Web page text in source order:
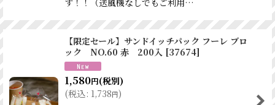
す！！（送風機なしでもご利用…
【限定セール】サンドイッチパック フーレ ブロ
ック NO.60 赤 200入 [37674]
1,580円(税別)
(税込: 1,738円)